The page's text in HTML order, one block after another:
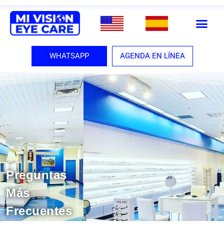
WHATSAPP AGENDA EN LÍNEA
Preguntas
Más
Frecuentes